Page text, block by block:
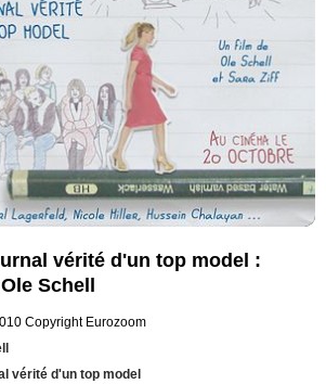
vérité d'un top model :
Schell
Copyright Eurozoom
vérité d'un top model